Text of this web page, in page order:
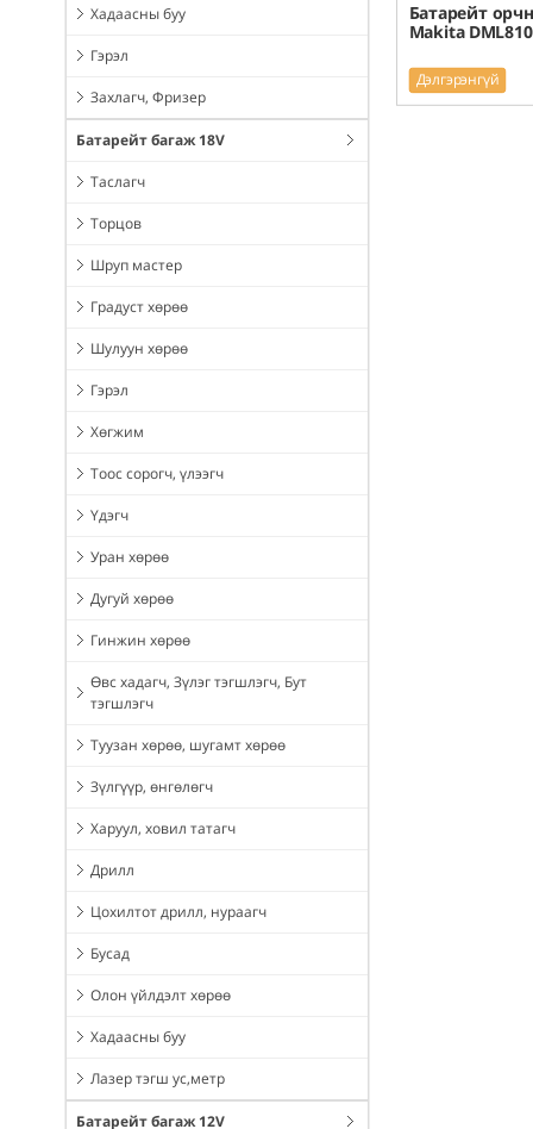
Хадаасны буу
Гэрэл
Захлагч, Фризер
Батарейт багаж 18V
Таслагч
Торцов
Шруп мастер
Градуст хөрөө
Шулуун хөрөө
Гэрэл
Хөгжим
Тоос сорогч, үлээгч
Үдэгч
Уран хөрөө
Дугуй хөрөө
Гинжин хөрөө
Өвс хадагч, Зүлэг тэгшлэгч, Бут
тэгшлэгч
Туузан хөрөө, шугамт хөрөө
Зүлгүүр, өнгөлөгч
Харуул, ховил татагч
Дрилл
Цохилтот дрилл, нураагч
Бусад
Олон үйлдэлт хөрөө
Хадаасны буу
Лазер тэгш ус,метр
Батарейт багаж 12V
Батарейт
Makita DML810
Дэлгэрэнгүй